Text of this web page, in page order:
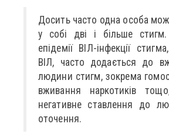
Досить часто одна особа
у собі дві і більше
епідемії ВІЛ-інфекції
ВІЛ, часто додається до
людини стигм, зокрема
вживання наркотиків
негативне ставлення до
оточення.